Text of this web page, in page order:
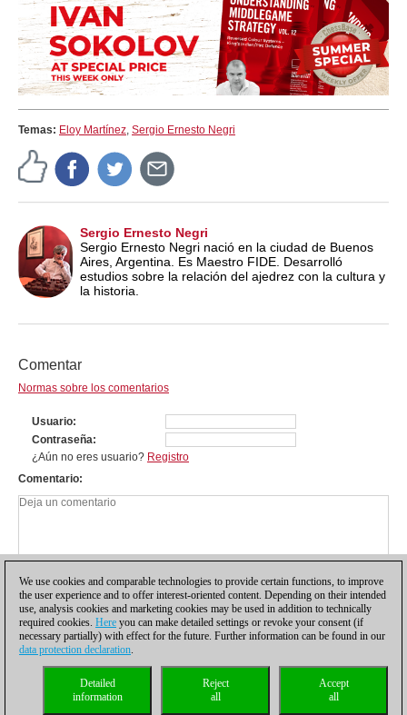
Temas: Eloy Martínez, Sergio Ernesto Negri
Sergio Ernesto Negri
Sergio Ernesto Negri nació en la ciudad de Buenos
Aires, Argentina. Es Maestro FIDE. Desarrolló
estudios sobre la relación del ajedrez con la cultura y
la historia.
Comentar
Normas sobre los comentarios
Usuario
Contraseña
¿Aún no eres usuario? Registro
Comentario
Política de privacidad |Para contactar Cookies Management
Licencias
Compliance Hotline
We use cookies and comparable technologies to provide certain functions, to improve
the user experience and to offer interest-oriented content. Depending on their intended
use, analysis cookies and marketing cookies may be used in addition to technically
required cookies. Here you can make detailed settings or revoke your consent (if
necessary partially) with effect for the future. Further information can be found in our
data protection declaration.
Accept
all
Reject
all
Detailed
information